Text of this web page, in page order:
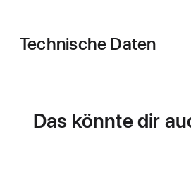
Technische Daten
Das könnte dir